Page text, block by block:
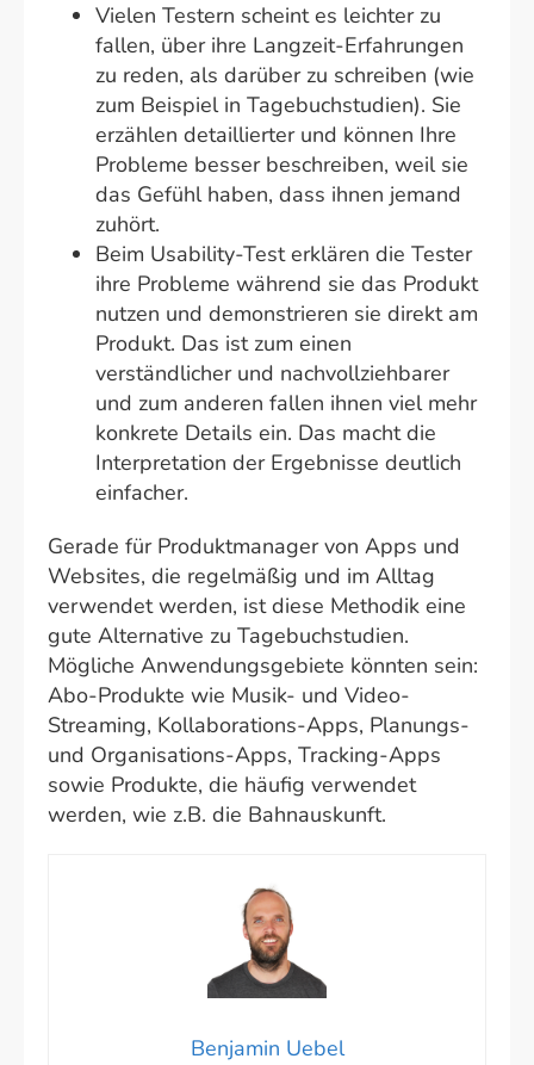
Vielen Testern scheint es leichter zu
fallen, über ihre Langzeit-Erfahrungen
zu reden, als darüber zu schreiben (wie
zum Beispiel in Tagebuchstudien). Sie
erzählen detaillierter und können Ihre
Probleme besser beschreiben, weil sie
das Gefühl haben, dass ihnen jemand
zuhört.
Beim Usability-Test erklären die Tester
ihre Probleme während sie das Produkt
nutzen und demonstrieren sie direkt am
Produkt. Das ist zum einen
verständlicher und nachvollziehbarer
und zum anderen fallen ihnen viel mehr
konkrete Details ein. Das macht die
Interpretation der Ergebnisse deutlich
einfacher.
Gerade für Produktmanager von Apps und
Websites, die regelmäßig und im Alltag
verwendet werden, ist diese Methodik eine
gute Alternative zu Tagebuchstudien.
Mögliche Anwendungsgebiete könnten sein:
Abo-Produkte wie Musik- und Video-
Streaming, Kollaborations-Apps, Planungs-
und Organisations-Apps, Tracking-Apps
sowie Produkte, die häufig verwendet
werden, wie z.B. die Bahnauskunft.
Benjamin Uebel